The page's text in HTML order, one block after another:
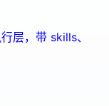
层，带 skills、